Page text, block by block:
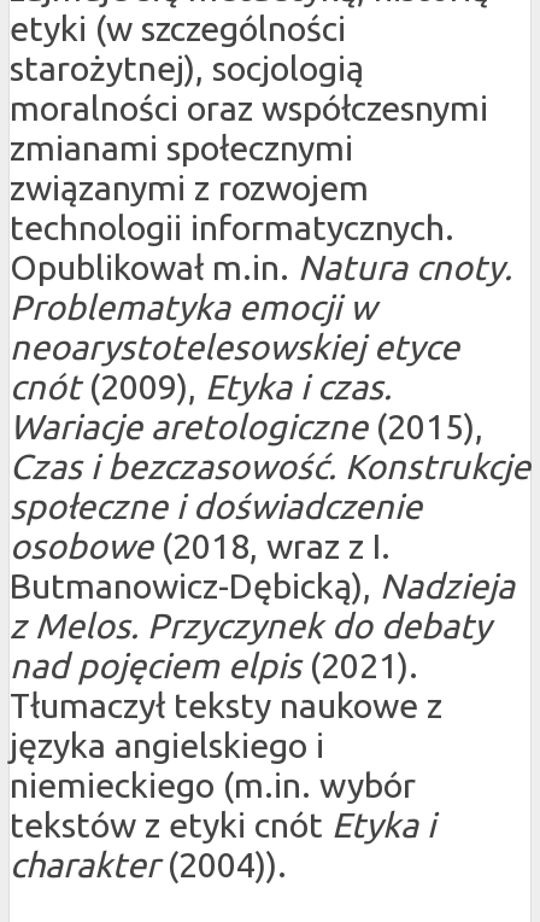
etyki (w szczególności
starożytnej), socjologią
moralności oraz współczesnymi
zmianami społecznymi
związanymi z rozwojem
technologii informatycznych.
Opublikował m.in. Natura cnoty.
Problematyka emocji w
neoarystotelesowskiej etyce
cnót(2009), Etyka i czas.
Wariacje aretologiczne(2015),
Czas i bezczasowość. Konstrukcje
społeczne i doświadczenie
osobowe(2018, wraz z I.
Butmanowicz-Dębicką), Nadzieja
z Melos. Przyczynek do debaty
nad pojęciem elpis(2021).
Tłumaczył teksty naukowe z
języka angielskiego i
niemieckiego (m.in. wybór
tekstów z etyki cnót Etyka i
charakter(2004)).